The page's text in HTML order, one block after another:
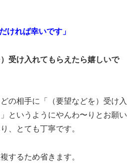
ければ幸いです」
受け入れてもらえたら嬉しいで
の相手に「（要望などを）受け入
というようにやんわ〜りとお願い
、とても丁寧です。
するため省きます。